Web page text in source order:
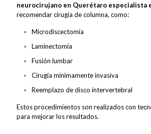
neurocirujano en Querétaro especialista
recomendar cirugía de columna, como:
Microdiscectomía
Laminectomía
Fusión lumbar
Cirugía mínimamente invasiva
Reemplazo de disco intervertebral
Estos procedimientos son realizados con
para mejorar los resultados.